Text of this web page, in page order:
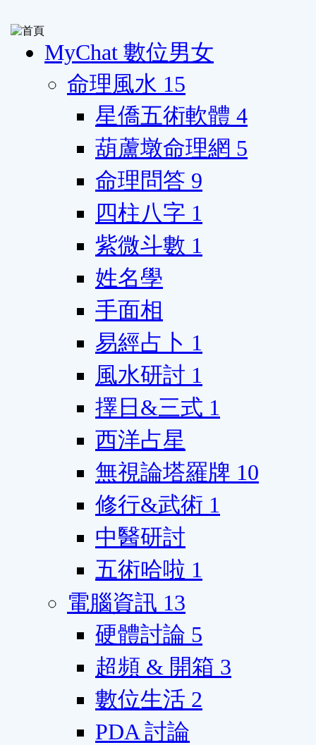
MyChat 數位男女
命理風水 15
星僑五術軟體 4
葫蘆墩命理網 5
命理問答 9
四柱八字 1
紫微斗數 1
姓名學
手面相
易經占卜 1
風水研討 1
擇日&三式 1
西洋占星
無視論塔羅牌 10
修行&武術 1
中醫研討
五術哈啦 1
電腦資訊 13
硬體討論 5
超頻 & 開箱 3
數位生活 2
PDA 討論